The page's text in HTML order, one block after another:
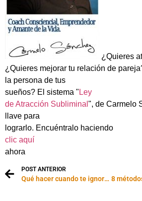
¿Quieres
¿Quieres mejorar tu relación de
la persona de tus
sueños? El sistema " Ley
de Atracción Subliminal ", de Carmelo
llave para
lograrlo. Encuéntralo haciendo
clic aquí
ahora
POST ANTERIOR
Qué hacer cuando te ignoran en Facebook